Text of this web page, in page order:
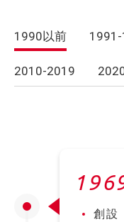
1990以前
2010-2019
創設